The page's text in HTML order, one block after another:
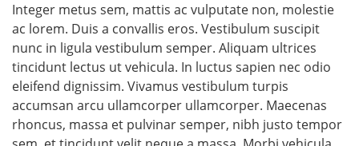
Integer metus sem, mattis ac vulputate non, molestie
ac lorem. Duis a convallis eros. Vestibulum suscipit
nunc in ligula vestibulum semper. Aliquam ultrices
tincidunt lectus ut vehicula. In luctus sapien nec odio
eleifend dignissim. Vivamus vestibulum turpis
accumsan arcu ullamcorper ullamcorper. Maecenas
rhoncus, massa et pulvinar semper, nibh justo tempor